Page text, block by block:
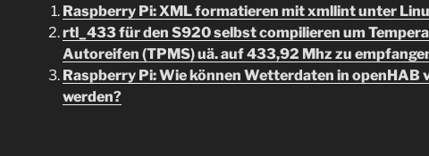
Raspberry Pi: XML formatieren mit xmllint unter
rtl_433 für den S920 selbst compilieren um
Autoreifen (TPMS) uä. auf 433,92 Mhz zu
Raspberry Pi: Wie können Wetterdaten in openHAB
werden?